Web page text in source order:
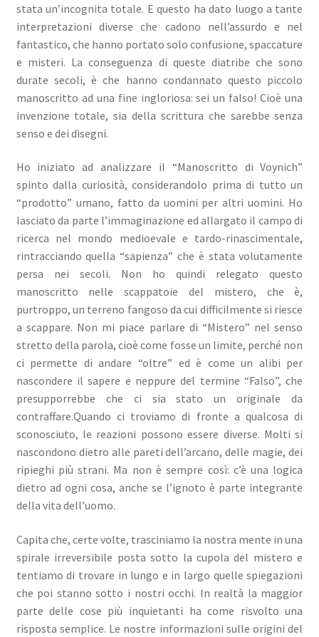
menu
child
IL GIARDINO DEI LIBRI
Espandi
il
menu
child
Lazio
Espandi
il
menu
child
MACROLIBRARSI
Espandi
il
menu
Piemonte - Liguria - Valle D’Aosta
Espandi
menu
SICILIA
stata un’incognita totale. E questo ha dato luogo a tante
interpretazioni diverse che cadono nell’assurdo e nel
fantastico, che hanno portato solo confusione, spaccature
e misteri. La conseguenza di queste diatribe che sono
durate secoli, è che hanno condannato questo piccolo
manoscritto ad una fine ingloriosa: sei un falso! Cioè una
invenzione totale, sia della scrittura che sarebbe senza
senso e dei disegni.
Ho iniziato ad analizzare il “Manoscritto di Voynich”
spinto dalla curiosità, considerandolo prima di tutto un
“prodotto” umano, fatto da uomini per altri uomini. Ho
lasciato da parte l’immaginazione ed allargato il campo di
ricerca nel mondo medioevale e tardo-rinascimentale,
rintracciando quella “sapienza” che è stata volutamente
persa nei secoli. Non ho quindi relegato questo
manoscritto nelle scappatoie del mistero, che è,
purtroppo, un terreno fangoso da cui difficilmente si riesce
a scappare. Non mi piace parlare di “Mistero” nel senso
stretto della parola, cioè come fosse un limite, perché non
ci permette di andare “oltre” ed è come un alibi per
nascondere il sapere e neppure del termine “Falso”, che
presupporrebbe che ci sia stato un originale da
contraffare.Quando ci troviamo di fronte a qualcosa di
sconosciuto, le reazioni possono essere diverse. Molti si
nascondono dietro alle pareti dell’arcano, delle magie, dei
ripieghi più strani. Ma non è sempre così: c’è una logica
dietro ad ogni cosa, anche se l’ignoto è parte integrante
della vita dell’uomo.
Capita che, certe volte, trasciniamo la nostra mente in una
spirale irreversibile posta sotto la cupola del mistero e
tentiamo di trovare in lungo e in largo quelle spiegazioni
che poi stanno sotto i nostri occhi. In realtà la maggior
parte delle cose più inquietanti ha come risvolto una
risposta semplice. Le nostre informazioni sulle origini del